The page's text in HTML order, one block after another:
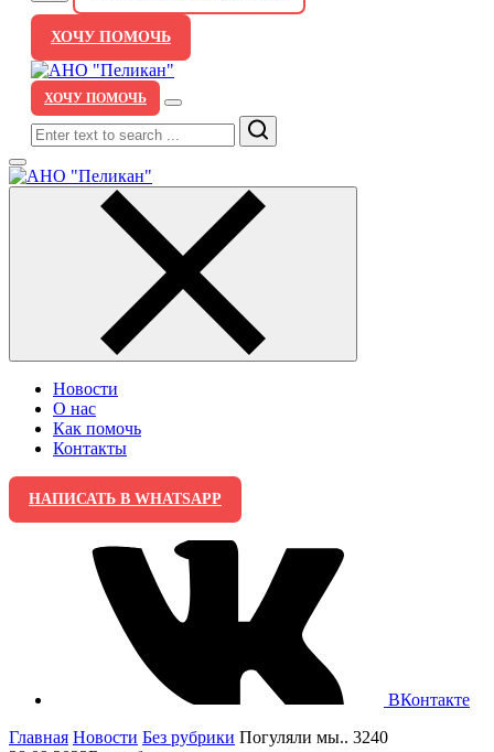
ХОЧУ ПОМОЧЬ
ХОЧУ ПОМОЧЬ
Search
Новости
О нас
Как помочь
Контакты
НАПИСАТЬ В WHATSAPP
ВКонтакте
Главная Новости Без рубрики Погуляли мы.. 3240